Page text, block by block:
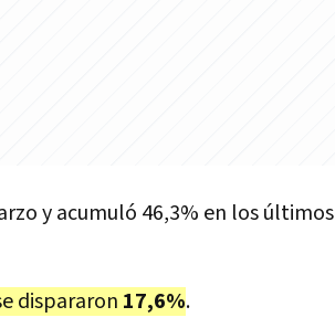
y acumuló 46,3% en los últimos
dispararon 17,6%.